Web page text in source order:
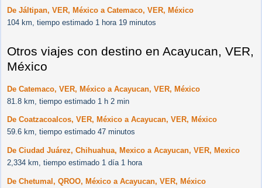
De Jáltipan, VER, México a Catemaco, VER, México
104 km, tiempo estimado 1 hora 19 minutos
Otros viajes con destino en Acayucan, VER,
México
De Catemaco, VER, México a Acayucan, VER, México
81.8 km, tiempo estimado 1 h 2 min
De Coatzacoalcos, VER, México a Acayucan, VER, México
59.6 km, tiempo estimado 47 minutos
De Ciudad Juárez, Chihuahua, Mexico a Acayucan, VER, Mexico
2,334 km, tiempo estimado 1 día 1 hora
De Chetumal, QROO, México a Acayucan, VER, México